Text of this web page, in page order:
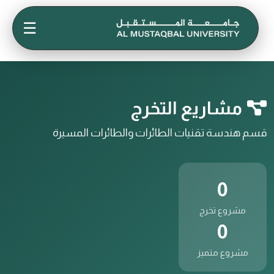
☰
مشاريع التخرج
قسم هندسة تقنيات الطائرات والطائرات المسيرة
0
مشروع تخرج
0
مشروع متميز